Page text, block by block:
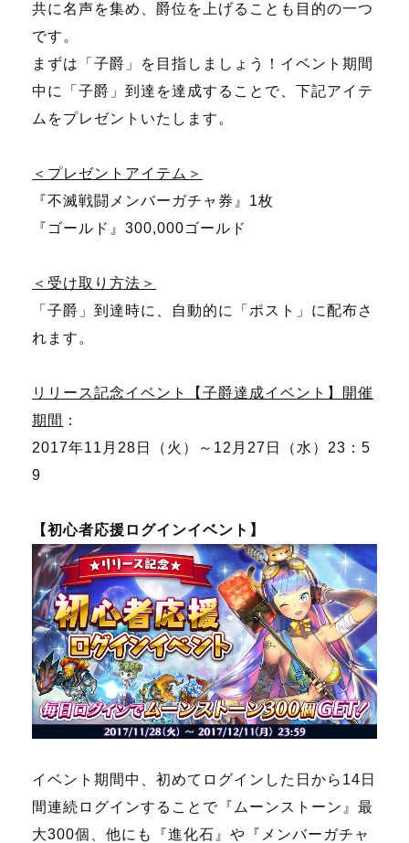
共に名声を集め、爵位を上げることも目的の一つ
です。
まずは「子爵」を目指しましょう！イベント期間
中に「子爵」到達を達成することで、下記アイテ
ムをプレゼントいたします。
＜プレゼントアイテム＞
『不滅戦闘メンバーガチャ券』1枚
『ゴールド』300,000ゴールド
＜受け取り方法＞
「子爵」到達時に、自動的に「ポスト」に配布さ
れます。
リリース記念イベント【子爵達成イベント】開催
期間 ：
2017年11月28日（火）～12月27日（水）23：5
9
【初心者応援ログインイベント】
イベント期間中、初めてログインした日から14日
間連続ログインすることで『ムーンストーン』最
大300個、他にも『進化石』や『メンバーガチャ